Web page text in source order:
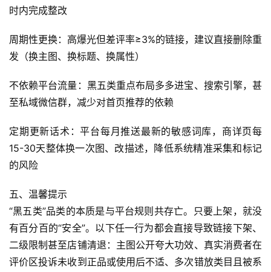
时内完成整改
周期性更换：高爆光但差评率≥3%的链接，建议直接删除重
发（换主图、换标题、换属性）
不依赖平台流量：黑五类重点布局多多进宝、搜索引擎，甚
至私域微信群，减少对首页推荐的依赖
定期更新话术：平台每月推送最新的敏感词库，商详页每
15-30天整体换一次图、改描述，降低系统精准采集和标记
的风险
五、温馨提示
“黑五类”品类的本质是与平台规则共存亡。只要上架，就没
有百分百的“安全”。以下任一行为都会直接导致链接下架、
二级限制甚至店铺清退：主图公开夸大功效、真实消费者在
评价区投诉未收到正品或使用后不适、多次错放类目且被系